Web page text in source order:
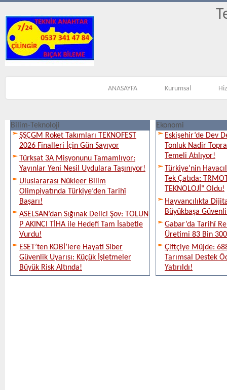
ANASAYFA Kurumsal
Bilim-Teknoloji
ŞŞÇGM Roket Takımları TEKNOFEST
2026 Finalleri İçin Gün Sayıyor
Türksat 3A Misyonunu Tamamlıyor:
Yayınlar Yeni Nesil Uydulara Taşınıyor!
Uluslararası Nükleer Bilim
Olimpiyatında Türkiye’den Tarihî
Başarı!
ASELSAN’dan Sığınak Delici Şov: TOLUN
P AKINCI TİHA ile Hedefi Tam İsabetle
Vurdu!
ESET’ten KOBİ’lere Hayati Siber
Güvenlik Uyarısı: Küçük İşletmeler
Büyük Risk Altında!
Ekonomi
Eskişehir’de Dev
Tonluk Nadir
Temeli Atılıyor!
Türkiye’nin
Tek Çatıda:
TEKNOLOJİ" Oldu!
Hayvancılıkta
Büyükbaşa
Gabar’da Tarihî
Üretimi 83 Bin
Çiftçiye Müjde:
Tarımsal Destek
Yatırıldı!